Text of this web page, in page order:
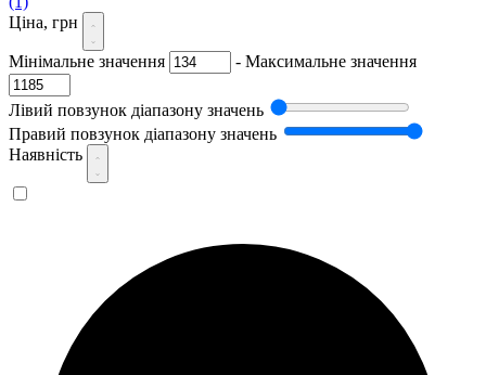
Ціна, грн
Мінімальне значення - Максимальне значення
Лівий повзунок діапазону значень
Правий повзунок діапазону значень
Наявність